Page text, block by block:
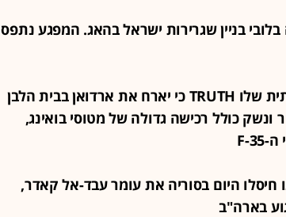
בלובי בניין שגרירות ישראל בהאג. המפגע נתפס
21:14 - טראמפ הודיע ברשת החברתית שלו TRUTH כי יארח את ארדואן בבית הלבן
סחר ונשק כולל רכישה גדולה של מטוסי בואינג,
חיסלו היום בסוריה את עומר עבד-אל קאדר,
בארה"ב